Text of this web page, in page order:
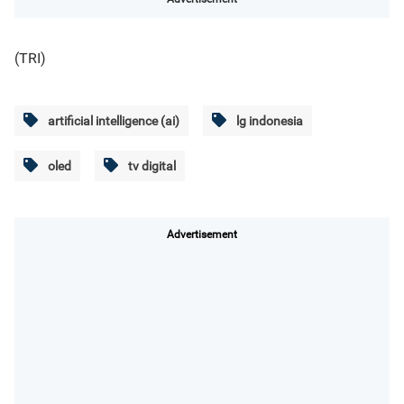
(TRI)
artificial intelligence (ai) lg indonesia
oled tv digital
Advertisement